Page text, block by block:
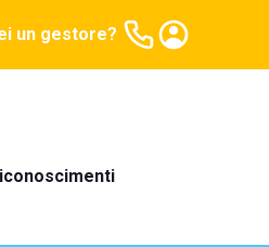
un gestore?